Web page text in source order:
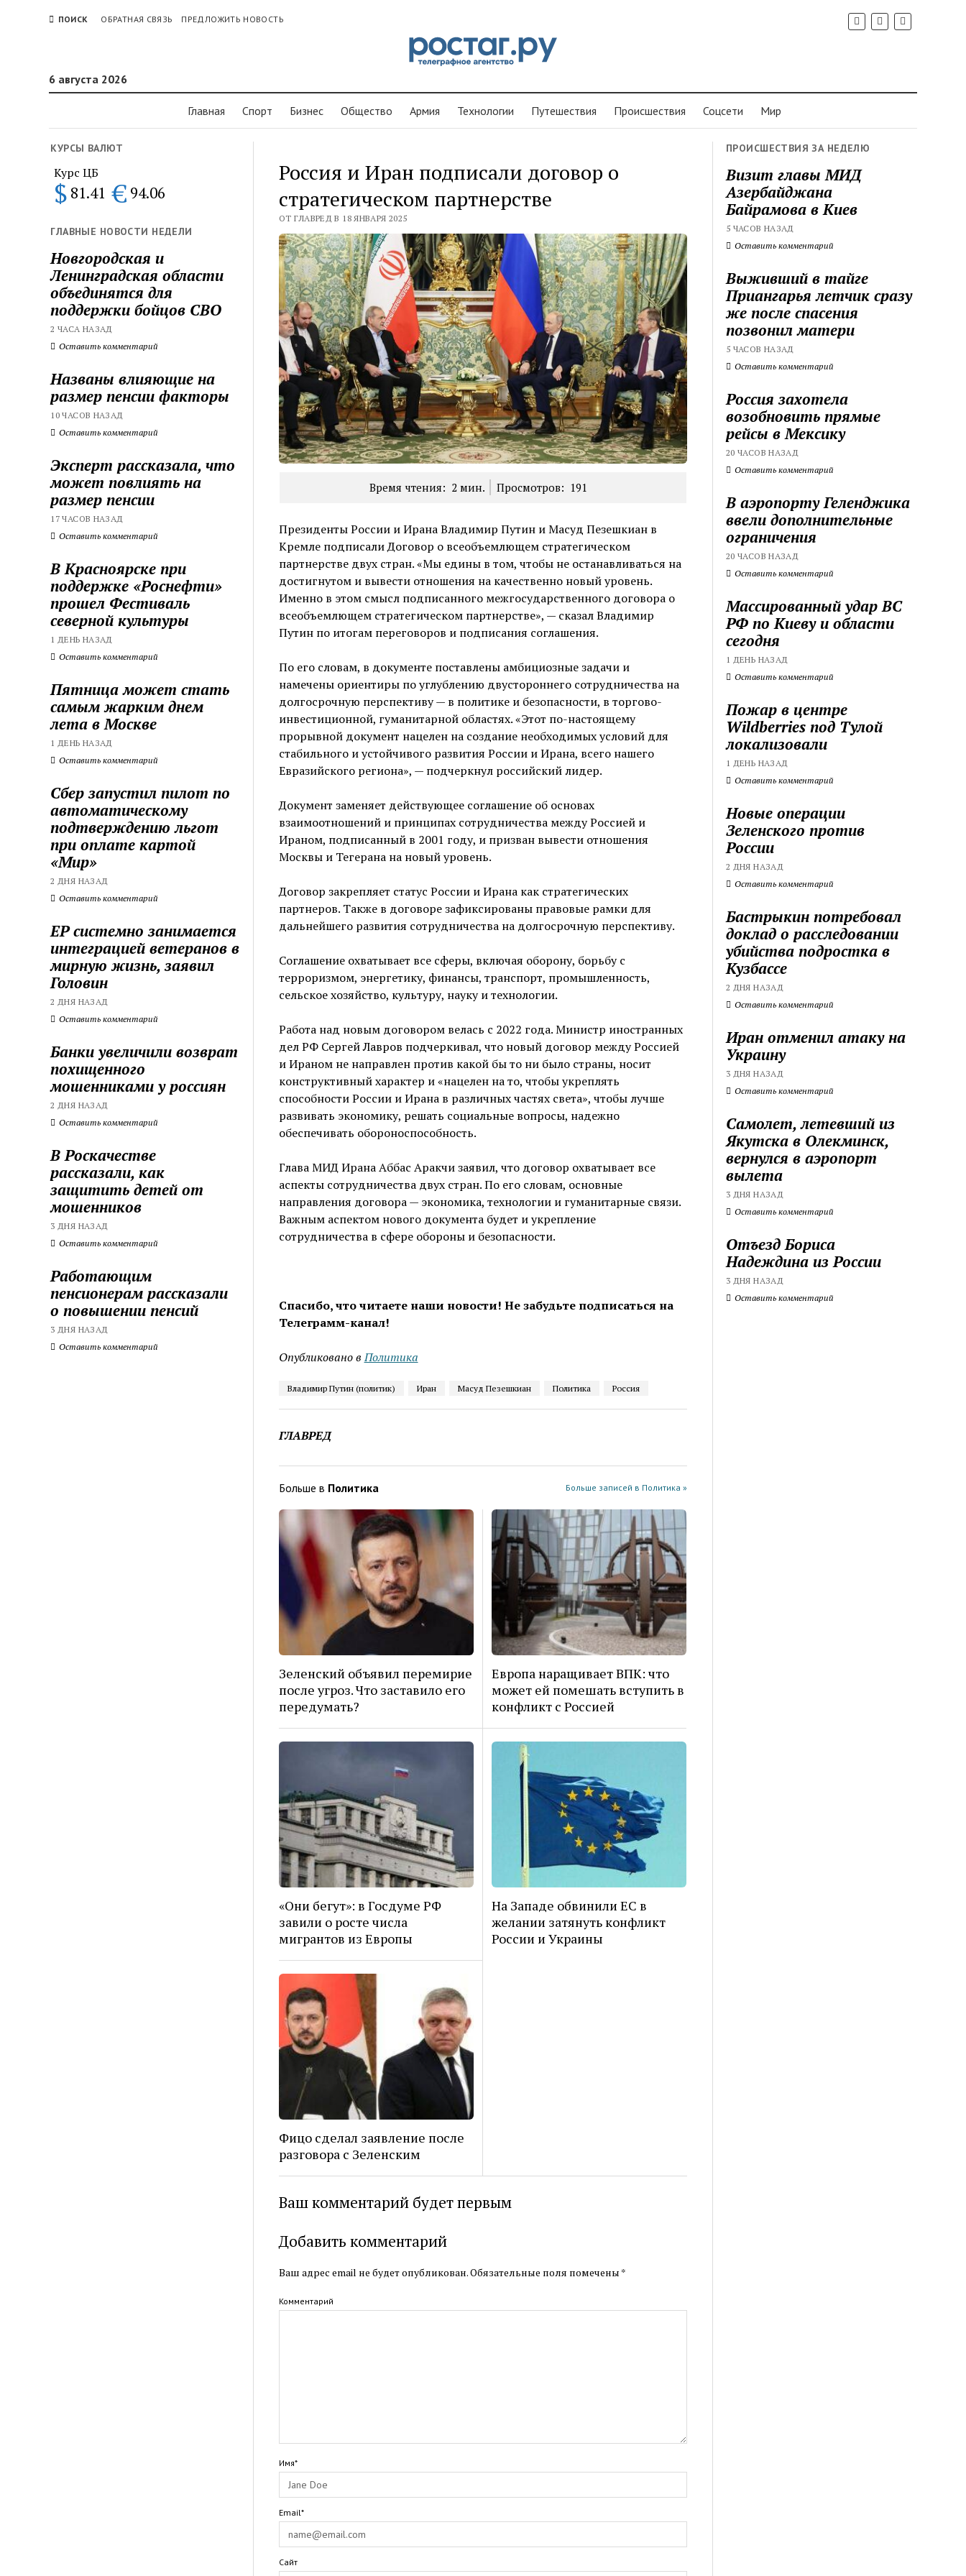
ПОИСК ОБРАТНАЯ СВЯЗЬ ПРЕДЛОЖИТЬ НОВОСТЬ
6 августа 2026
Главная Спорт Бизнес Общество Армия Технологии Путешествия Проиcшествия Соцсети Мир
КУРСЫ ВАЛЮТ
Курс ЦБ
$ 81.41 € 94.06
ГЛАВНЫЕ НОВОСТИ НЕДЕЛИ
Новгородская и
Ленинградская области
объединятся для
поддержки бойцов СВО
2 ЧАСА НАЗАД
Оставить комментарий
Названы влияющие на
размер пенсии факторы
10 ЧАСОВ НАЗАД
Оставить комментарий
Эксперт рассказала, что
может повлиять на
размер пенсии
17 ЧАСОВ НАЗАД
Оставить комментарий
В Красноярске при
поддержке «Роснефти»
прошел Фестиваль
северной культуры
1 ДЕНЬ НАЗАД
Оставить комментарий
Пятница может стать
самым жарким днем
лета в Москве
1 ДЕНЬ НАЗАД
Оставить комментарий
Сбер запустил пилот по
автоматическому
подтверждению льгот
при оплате картой
«Мир»
2 ДНЯ НАЗАД
Оставить комментарий
ЕР системно занимается
интеграцией ветеранов в
мирную жизнь, заявил
Головин
2 ДНЯ НАЗАД
Оставить комментарий
Банки увеличили возврат
похищенного
мошенниками у россиян
2 ДНЯ НАЗАД
Оставить комментарий
В Роскачестве
рассказали, как
защитить детей от
мошенников
3 ДНЯ НАЗАД
Оставить комментарий
Работающим
пенсионерам рассказали
о повышении пенсий
3 ДНЯ НАЗАД
Оставить комментарий
Россия и Иран подписали договор о
стратегическом партнерстве
ОТ ГЛАВРЕД В 18 ЯНВАРЯ 2025
Время чтения: 2 мин. Просмотров: 191
Президенты России и Ирана Владимир Путин и Масуд Пезешкиан в
Кремле подписали Договор о всеобъемлющем стратегическом
партнерстве двух стран. «Мы едины в том, чтобы не останавливаться на
достигнутом и вывести отношения на качественно новый уровень.
Именно в этом смысл подписанного межгосударственного договора о
всеобъемлющем стратегическом партнерстве», — сказал Владимир
Путин по итогам переговоров и подписания соглашения.
По его словам, в документе поставлены амбициозные задачи и
намечены ориентиры по углублению двустороннего сотрудничества на
долгосрочную перспективу — в политике и безопасности, в торгово-
инвестиционной, гуманитарной областях. «Этот по-настоящему
прорывной документ нацелен на создание необходимых условий для
стабильного и устойчивого развития России и Ирана, всего нашего
Евразийского региона», — подчеркнул российский лидер.
Документ заменяет действующее соглашение об основах
взаимоотношений и принципах сотрудничества между Россией и
Ираном, подписанный в 2001 году, и призван вывести отношения
Москвы и Тегерана на новый уровень.
Договор закрепляет статус России и Ирана как стратегических
партнеров. Также в договоре зафиксированы правовые рамки для
дальнейшего развития сотрудничества на долгосрочную перспективу.
Соглашение охватывает все сферы, включая оборону, борьбу с
терроризмом, энергетику, финансы, транспорт, промышленность,
сельское хозяйство, культуру, науку и технологии.
Работа над новым договором велась с 2022 года. Министр иностранных
дел РФ Сергей Лавров подчеркивал, что новый договор между Россией
и Ираном не направлен против какой бы то ни было страны, носит
конструктивный характер и «нацелен на то, чтобы укреплять
способности России и Ирана в различных частях света», чтобы лучше
развивать экономику, решать социальные вопросы, надежно
обеспечивать обороноспособность.
Глава МИД Ирана Аббас Аракчи заявил, что договор охватывает все
аспекты сотрудничества двух стран. По его словам, основные
направления договора — экономика, технологии и гуманитарные связи.
Важным аспектом нового документа будет и укрепление
сотрудничества в сфере обороны и безопасности.
Спасибо, что читаете наши новости! Не забудьте подписаться на
Телеграмм-канал!
Опубликовано в Политика
Владимир Путин (политик) Иран Масуд Пезешкиан Политика Россия
ГЛАВРЕД
Больше в Политика Больше записей в Политика »
Зеленский объявил перемирие
после угроз. Что заставило его
передумать?
Европа наращивает ВПК: что
может ей помешать вступить в
конфликт с Россией
«Они бегут»: в Госдуме РФ
завили о росте числа
мигрантов из Европы
На Западе обвинили ЕС в
желании затянуть конфликт
России и Украины
Фицо сделал заявление после
разговора с Зеленским
Ваш комментарий будет первым
Добавить комментарий
Ваш адрес email не будет опубликован.Обязательные поля помечены *
Комментарий
Имя*
Email*
Сайт
ПРОИСШЕСТВИЯ ЗА НЕДЕЛЮ
Визит главы МИД
Азербайджана
Байрамова в Киев
5 ЧАСОВ НАЗАД
Оставить комментарий
Выживший в тайге
Приангарья летчик сразу
же после спасения
позвонил матери
5 ЧАСОВ НАЗАД
Оставить комментарий
Россия захотела
возобновить прямые
рейсы в Мексику
20 ЧАСОВ НАЗАД
Оставить комментарий
В аэропорту Геленджика
ввели дополнительные
ограничения
20 ЧАСОВ НАЗАД
Оставить комментарий
Массированный удар ВС
РФ по Киеву и области
сегодня
1 ДЕНЬ НАЗАД
Оставить комментарий
Пожар в центре
Wildberries под Тулой
локализовали
1 ДЕНЬ НАЗАД
Оставить комментарий
Новые операции
Зеленского против
России
2 ДНЯ НАЗАД
Оставить комментарий
Бастрыкин потребовал
доклад о расследовании
убийства подростка в
Кузбассе
2 ДНЯ НАЗАД
Оставить комментарий
Иран отменил атаку на
Украину
3 ДНЯ НАЗАД
Оставить комментарий
Самолет, летевший из
Якутска в Олекминск,
вернулся в аэропорт
вылета
3 ДНЯ НАЗАД
Оставить комментарий
Отъезд Бориса
Надеждина из России
3 ДНЯ НАЗАД
Оставить комментарий